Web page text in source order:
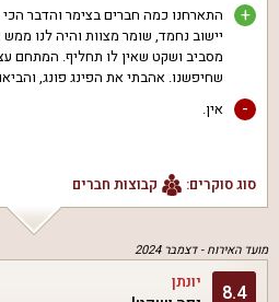
+
התארחנו כמה חברים בצימר והדבר
יישוב נחמד, שומר מצוות והיה לנו
מסביב ושקט שאין לו תחליף. המתחם
שחיפשנו. אהבתי את הפינג פונג,
- אין.
סוג סוקרים: קבוצות חברים
מועד האירוח -דצמבר 2024
8.4 יונתן